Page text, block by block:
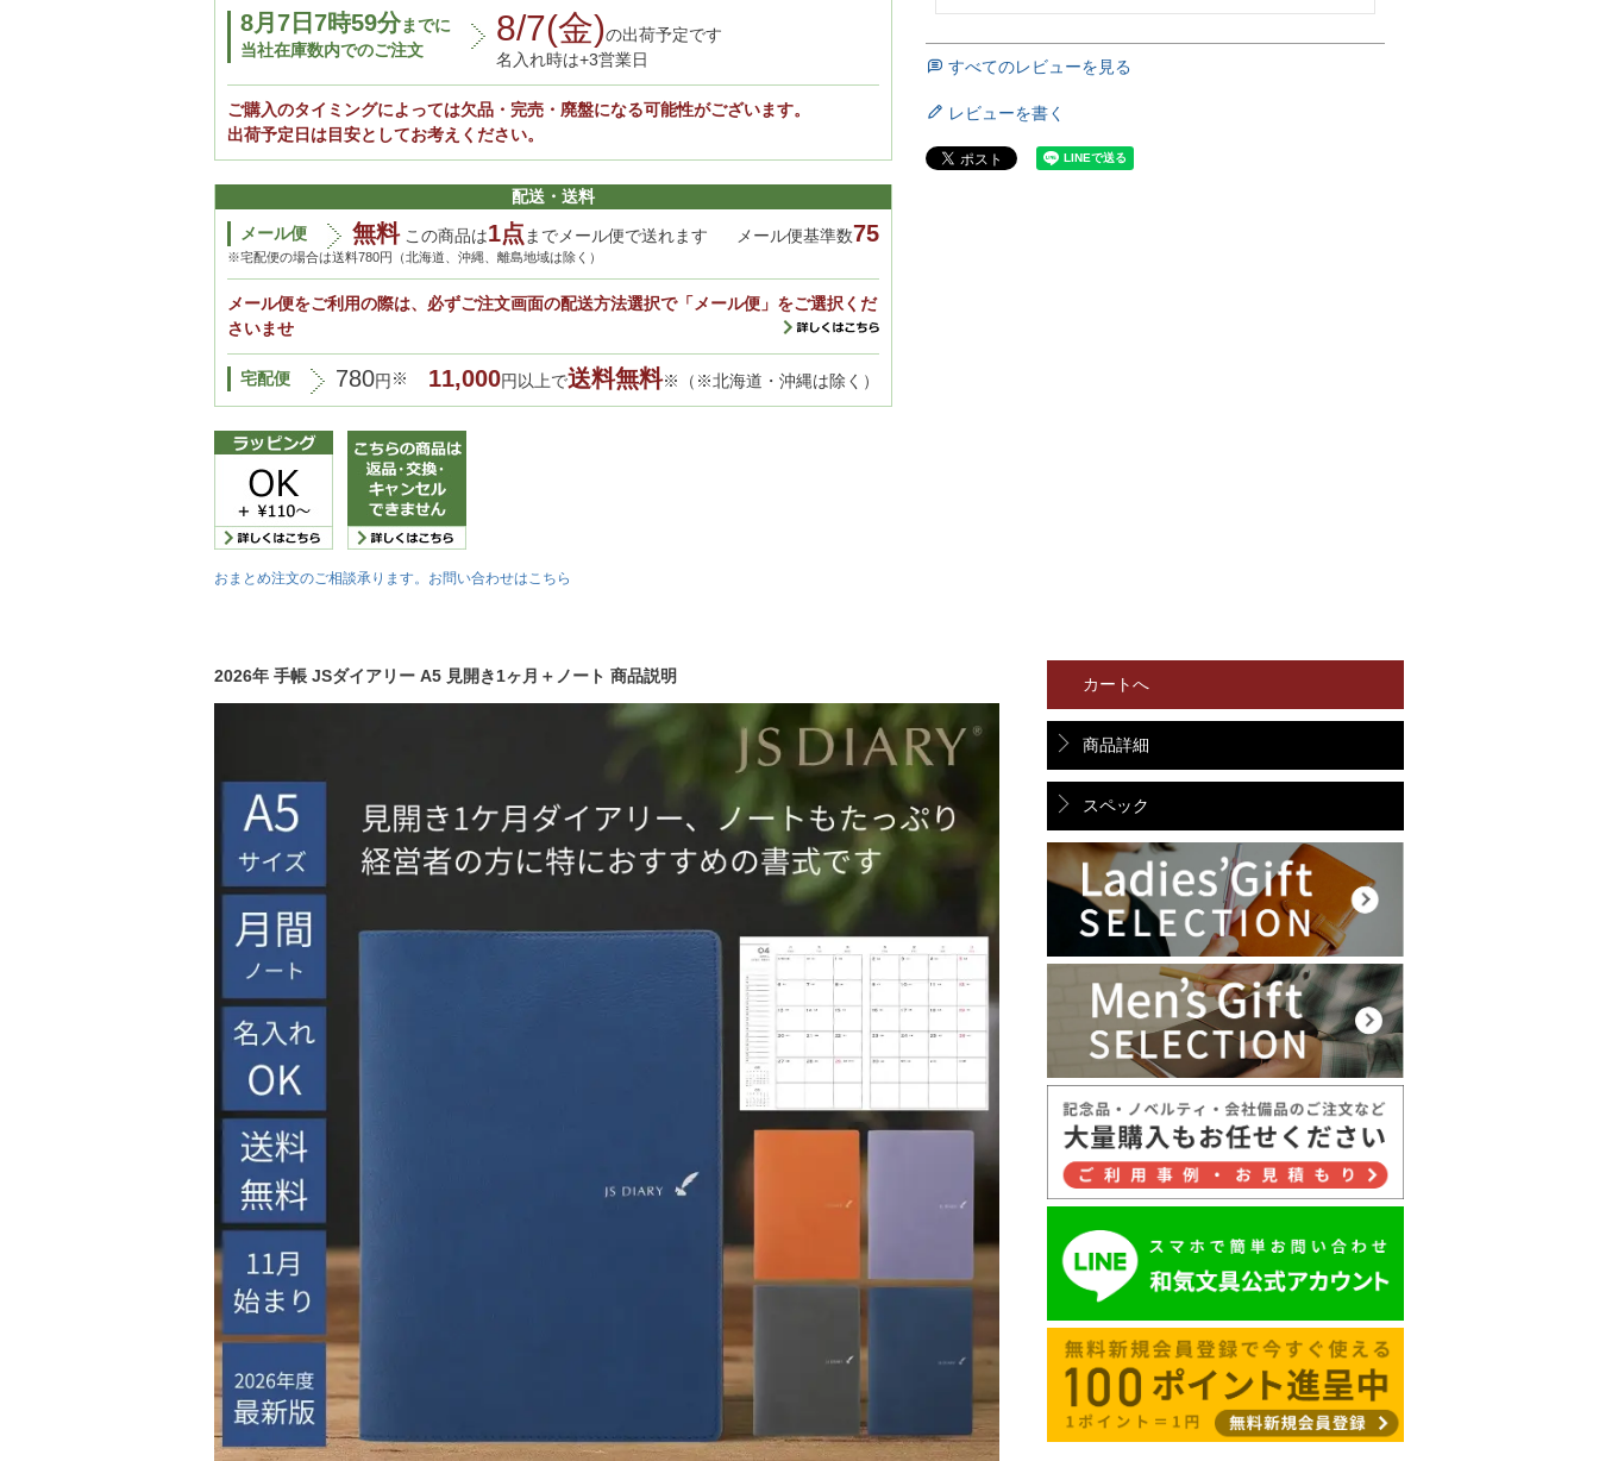
8月7日7時59分までに
当社在庫数内でのご注文
8/7(金)の出荷予定です
名入れ時は+3営業日
ご購入のタイミングによっては欠品・完売・廃盤になる可能性がございます。
出荷予定日は目安としてお考えください。
配送・送料
メール便
無料この商品は1点 までメール便で送れます メール便基準数75
※宅配便の場合は送料780円（北海道、沖縄、離島地域は除く）
メール便をご利用の際は、必ずご注文画面の配送方法選択で「メール便」をご選択くだ
さいませ
宅配便 780円 ※ 11,000円以上で送料無料※（※北海道・沖縄は除く）
おまとめ注文のご相談承ります。お問い合わせはこちら
2026年 手帳 JSダイアリー A5 見開き1ヶ月＋ノート 商品説明 カートへ
商品詳細
スペック
すべてのレビューを見る
レビューを書く